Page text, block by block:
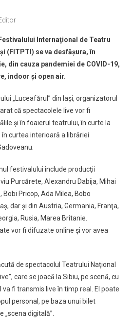
Internaţional de Teatru
(FITPTI) se va desfăşura, în
din cauza pandemiei de COVID-19,
indoor şi open air.
„Luceafărul” din Iaşi, organizatorul
că spectacolele live vor fi
şi în foaierul teatrului, în curte la
în curtea interioară a librăriei
festivalului include producţii
Purcărete, Alexandru Dabija, Mihai
Bobi Pricop, Ada Milea, Bobo
dar şi din Austria, Germania, Franţa,
Rusia, Marea Britanie.
vor fi difuzate online şi vor avea
de spectacolul Teatrului Naţional
care se joacă la Sibiu, pe scenă, cu
va fi transmis live în timp real. El poate
personal, pe baza unui bilet
digitală”.